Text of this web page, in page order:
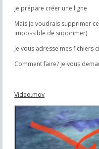
je prépare créer une ligne
Mais je voudrais supprimer
impossible de supprimer)
Je vous adresse mes fichiers
Comment faire? je vous
Video.mov